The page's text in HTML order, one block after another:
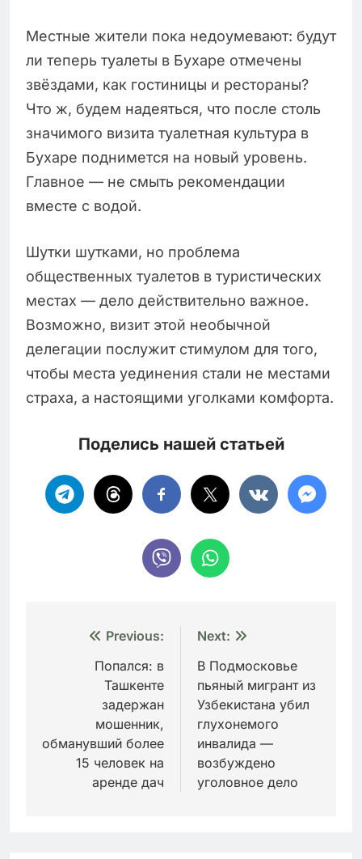
Местные жители пока недоумевают: будут
ли теперь туалеты в Бухаре отмечены
звёздами, как гостиницы и рестораны?
Что ж, будем надеяться, что после столь
значимого визита туалетная культура в
Бухаре поднимется на новый уровень.
Главное — не смыть рекомендации
вместе с водой.
Шутки шутками, но проблема
общественных туалетов в туристических
местах — дело действительно важное.
Возможно, визит этой необычной
делегации послужит стимулом для того,
чтобы места уединения стали не местами
страха, а настоящими уголками комфорта.
Поделись нашей статьей
Навигация
записям
Previous:
Попался: в
Ташкенте
задержан
мошенник,
обманувший более
15 человек на
аренде дач
Next:
В Подмосковье
пьяный мигрант из
Узбекистана убил
глухонемого
инвалида —
возбуждено
уголовное дело